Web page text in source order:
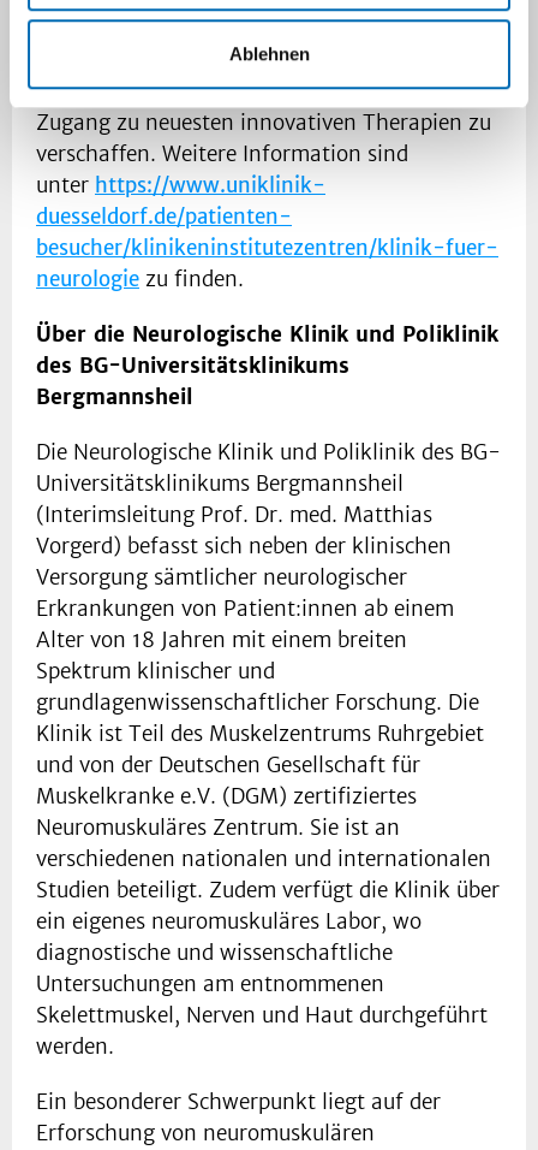
Ablehnen
und neue Therapiemöglichkeiten entwickeln.
Die intensive Einbindung in internationale
Studien gibt die Möglichkeit, Patient:innen
Zugang zu neuesten innovativen Therapien zu
verschaffen. Weitere Information sind
unter https://www.uniklinik-
duesseldorf.de/patienten-
besucher/klinikeninstitutezentren/klinik-fuer-
neurologie zu finden.
Über die Neurologische Klinik und Poliklinik
des BG-Universitätsklinikums
Bergmannsheil
Die Neurologische Klinik und Poliklinik des BG-
Universitätsklinikums Bergmannsheil
(Interimsleitung Prof. Dr. med. Matthias
Vorgerd) befasst sich neben der klinischen
Versorgung sämtlicher neurologischer
Erkrankungen von Patient:innen ab einem
Alter von 18 Jahren mit einem breiten
Spektrum klinischer und
grundlagenwissenschaftlicher Forschung. Die
Klinik ist Teil des Muskelzentrums Ruhrgebiet
und von der Deutschen Gesellschaft für
Muskelkranke e.V. (DGM) zertifiziertes
Neuromuskuläres Zentrum. Sie ist an
verschiedenen nationalen und internationalen
Studien beteiligt. Zudem verfügt die Klinik über
ein eigenes neuromuskuläres Labor, wo
diagnostische und wissenschaftliche
Untersuchungen am entnommenen
Skelettmuskel, Nerven und Haut durchgeführt
werden.
Ein besonderer Schwerpunkt liegt auf der
Erforschung von neuromuskulären